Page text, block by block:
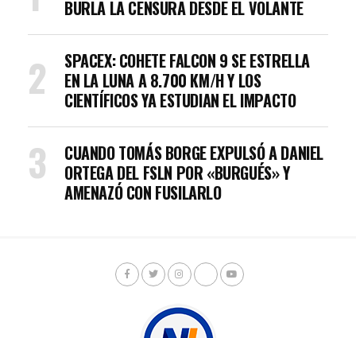
BURLA LA CENSURA DESDE EL VOLANTE
SPACEX: COHETE FALCON 9 SE ESTRELLA
EN LA LUNA A 8.700 KM/H Y LOS
CIENTÍFICOS YA ESTUDIAN EL IMPACTO
CUANDO TOMÁS BORGE EXPULSÓ A DANIEL
ORTEGA DEL FSLN POR «BURGUÉS» Y
AMENAZÓ CON FUSILARLO